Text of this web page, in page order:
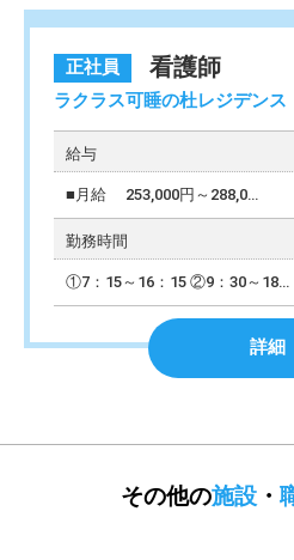
正社員 看護師
ラクラス可睡の杜レジデンス
給与
■月給 253,000円～288,0…
勤務時間
①7：15～16：15 ②9：30～18…
詳細
その他の施設・